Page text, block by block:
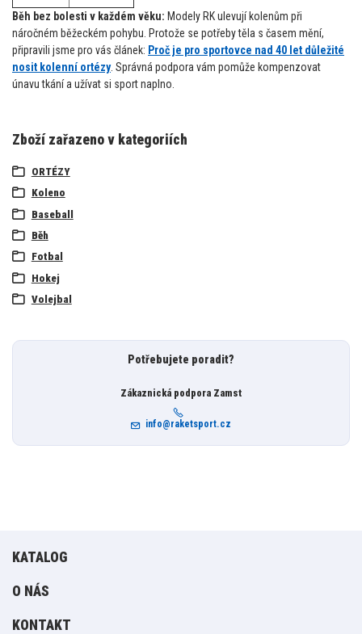
Běh bez bolesti v každém věku: Modely RK ulevují kolenům při
náročném běžeckém pohybu. Protože se potřeby těla s časem mění,
připravili jsme pro vás článek: Proč je pro sportovce nad 40 let důležité
nosit kolenní ortézy. Správná podpora vám pomůže kompenzovat
únavu tkání a užívat si sport naplno.
Zboží zařazeno v kategoriích
ORTÉZY
Koleno
Baseball
Běh
Fotbal
Hokej
Volejbal
Potřebujete poradit?
Zákaznická podpora Zamst
info@raketsport.cz
KATALOG
O NÁS
KONTAKT